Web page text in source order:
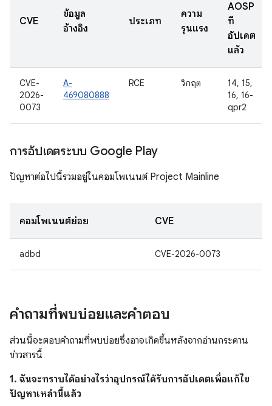
CVE
ข้อมูล
อ้างอิง
ประเภท
ความ
รุนแรง
AOSP
ที่
อัปเดต
แล้ว
CVE-
2026-
0073
A-
469080888
RCE วิกฤต
14, 15,
16, 16-
qpr2
การอัปเดตระบบ Google Play
ปัญหาต่อไปนี้รวมอยู่ในคอมโพเนนต์ Project Mainline
คอมโพเนนต์ย่อย CVE
adbd CVE-2026-0073
คำถามที่พบบ่อยและคำตอบ
ส่วนนี้จะตอบคำถามที่พบบ่อยซึ่งอาจเกิดขึ้นหลังจากอ่านกระดาน
ข่าวสารนี้
1. ฉันจะทราบได้อย่างไรว่าอุปกรณ์ได้รับการอัปเดตเพื่อแก้ไข
ปัญหาเหล่านี้แล้ว